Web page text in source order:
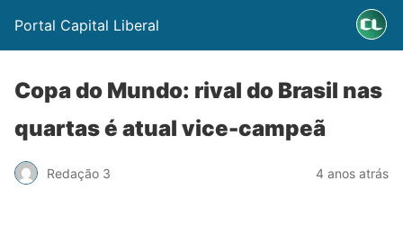
Portal Capital Liberal
Copa do Mundo: rival do Brasil nas
quartas é atual vice-campeã
Redação 3 4 anos atrás